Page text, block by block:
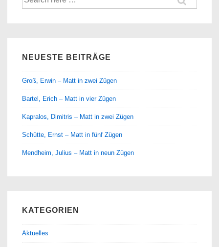
nach:
NEUESTE BEITRÄGE
Groß, Erwin – Matt in zwei Zügen
Bartel, Erich – Matt in vier Zügen
Kapralos, Dimitris – Matt in zwei Zügen
Schütte, Ernst – Matt in fünf Zügen
Mendheim, Julius – Matt in neun Zügen
KATEGORIEN
Aktuelles